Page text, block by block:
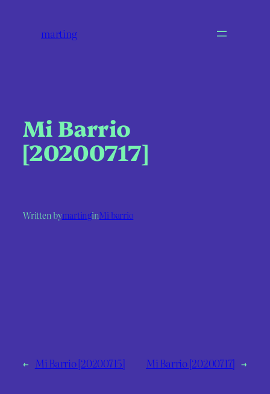
marting
Mi Barrio
[20200717]
Written bymartinginMi barrio
← Mi Barrio [20200715] Mi Barrio [20200717] →